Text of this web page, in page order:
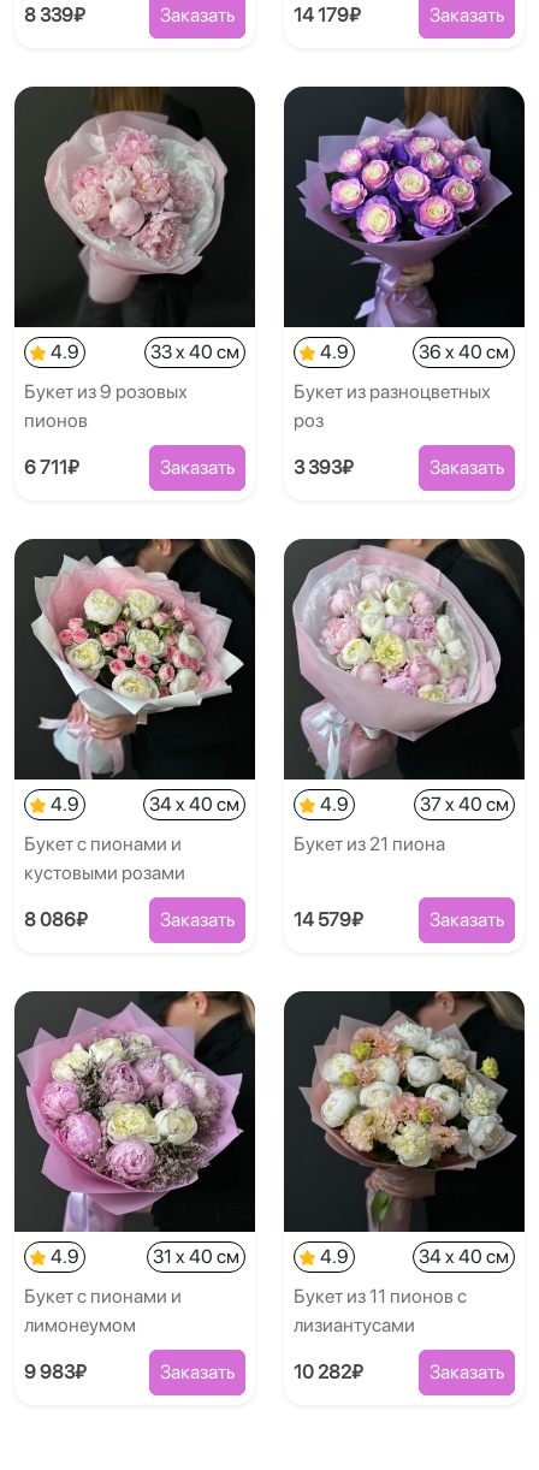
8 339₽ Заказать 14 179₽ Заказать
4.9
33 x 40 см
Букет из 9 розовых
пионов
6 711₽ Заказать
4.9
36 x 40 см
Букет из разноцветных
роз
3 393₽ Заказать
4.9
34 x 40 см
Букет с пионами и
кустовыми розами
8 086₽ Заказать
4.9
37 x 40 см
Букет из 21 пиона
14 579₽ Заказать
4.9
31 x 40 см
Букет с пионами и
лимонеумом
9 983₽ Заказать
4.9
34 x 40 см
Букет из 11 пионов с
лизиантусами
10 282₽ Заказать